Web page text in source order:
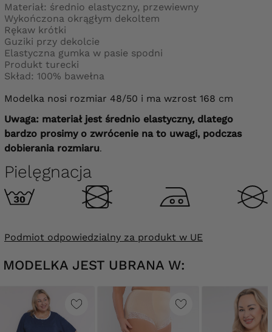
Materiał: średnio elastyczny, przewiewny
Wykończona okrągłym dekoltem
Rękaw krótki
Guziki przy dekolcie
Elastyczna gumka w pasie spodni
Produkt turecki
Skład: 100% bawełna
Modelka nosi rozmiar 48/50 i ma wzrost 168 cm
Uwaga: materiał jest średnio elastyczny, dlatego
bardzo prosimy o zwrócenie na to uwagi, podczas
dobierania rozmiaru.
Pielęgnacja
Podmiot odpowiedzialny za produkt w UE
MODELKA JEST UBRANA W: